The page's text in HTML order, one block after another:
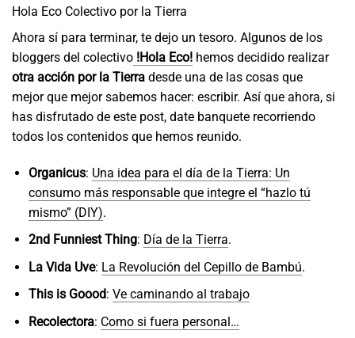
Hola Eco Colectivo por la Tierra
Ahora sí para terminar, te dejo un tesoro. Algunos de los
bloggers del colectivo !Hola Eco! hemos decidido realizar
otra acción por la Tierra desde una de las cosas que
mejor que mejor sabemos hacer: escribir. Así que ahora, si
has disfrutado de este post, date banquete recorriendo
todos los contenidos que hemos reunido.
Organicus: Una idea para el día de la Tierra: Un
consumo más responsable que integre el “hazlo tú
mismo” (DIY).
2nd Funniest Thing: Día de la Tierra.
La Vida Uve: La Revolución del Cepillo de Bambú.
This is Goood: Ve caminando al trabajo
Recolectora: Como si fuera personal…